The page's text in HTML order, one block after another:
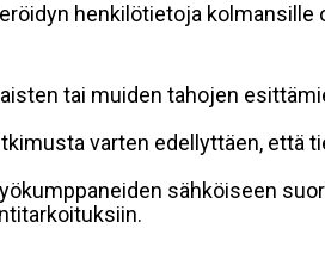
henkilötietoja kolmansille
tai muiden tahojen
varten edellyttäen, että
sähköiseen